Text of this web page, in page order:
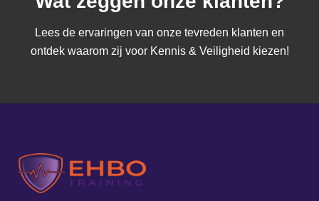
Lees de ervaringen van onze tevreden klanten en
ontdek waarom zij voor Kennis & Veiligheid kiezen!